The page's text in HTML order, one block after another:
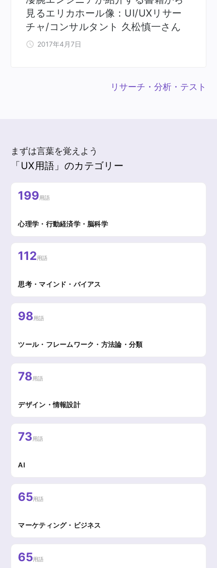
見るエリカホール像：UI/UXリサー
チャ/コンサルタント 久松慎一さん
2017年4月7日
リサーチ・分析・テスト
まずは言葉を覚えよう
「UX用語」のカテゴリー
199用語
心理学・行動経済学・脳科学
112用語
思考・マインド・バイアス
98用語
ツール・フレームワーク・方法論・分類
78用語
デザイン・情報設計
73用語
AI
65用語
マーケティング・ビジネス
65用語